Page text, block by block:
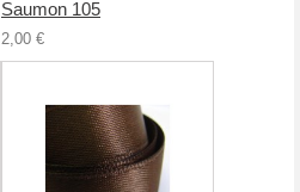
Saumon 105
2,00 €